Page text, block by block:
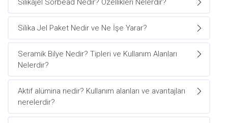
Silikajel Sorbead Nedir? Özellikleri Nelerdir?
Silika Jel Paket Nedir ve Ne İşe Yarar?
Seramik Bilye Nedir? Tipleri ve Kullanım Alanları
Nelerdir?
Aktif alümina nedir? Kullanım alanları ve avantajları
nerelerdir?